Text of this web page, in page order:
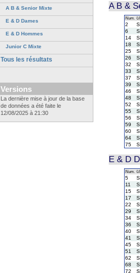
A B & Senior Mixte
E & D Dames
E & D Hommes
Junior C Mixte
Tous les résultats
Versions
La dernière mise à jour de la base
de données a été faite le
12/08/2025 à 21:30
A B &
Num.
2
6
14
18
25
26
32
33
37
39
46
48
52
55
56
59
60
64
75
E & D
Num.
5
11
15
17
22
29
34
36
40
41
45
51
62
68
72